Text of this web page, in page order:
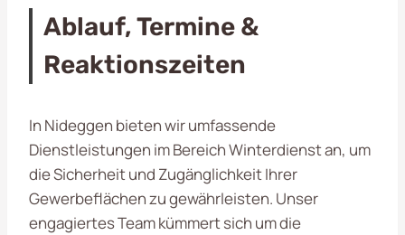
Ablauf, Termine &
Reaktionszeiten
In Nideggen bieten wir umfassende
Dienstleistungen im Bereich Winterdienst an, um
die Sicherheit und Zugänglichkeit Ihrer
Gewerbeflächen zu gewährleisten. Unser
engagiertes Team kümmert sich um die